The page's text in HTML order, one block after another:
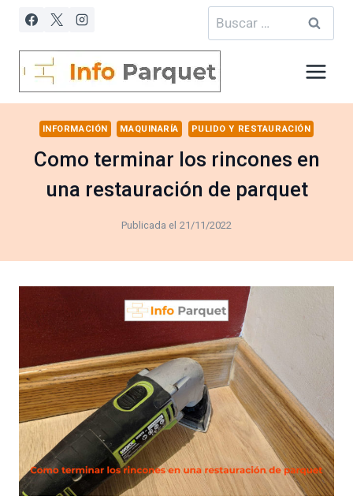
Saltar
contenido
Buscar:
INFORMACIÓN MAQUINARÍA PULIDO Y RESTAURACIÓN
Como terminar los rincones en
una restauración de parquet
Publicada el 21/11/2022